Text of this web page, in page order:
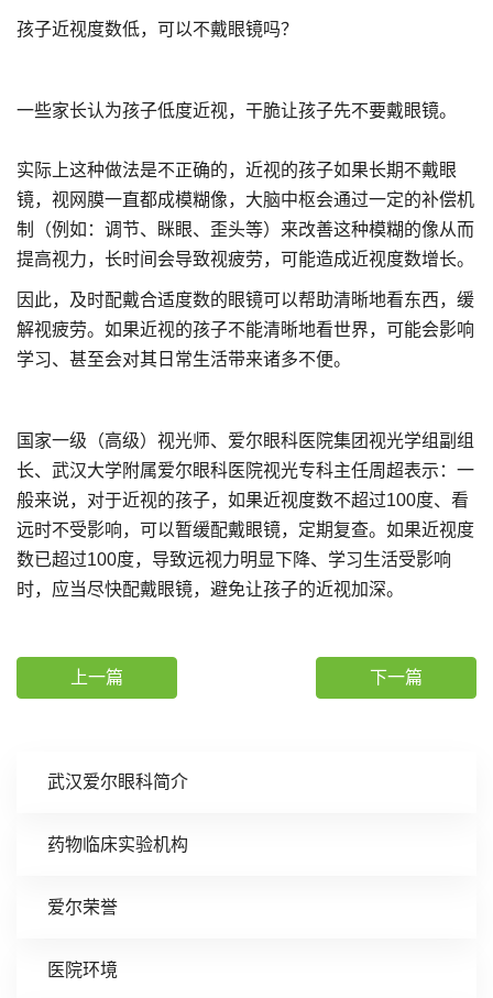
武汉爱尔眼科简介
药物临床实验机构
爱尔荣誉
医院环境
孩子近视度数低，可以不戴眼镜吗？
一些家长认为孩子低度近视，干脆让孩子先不要戴眼镜。
实际上这种做法是不正确的，近视的孩子如果长期不戴眼
镜，视网膜一直都成模糊像，大脑中枢会通过一定的补偿机
制（例如：调节、眯眼、歪头等）来改善这种模糊的像从而
提高视力，长时间会导致视疲劳，可能造成近视度数增长。
因此，及时配戴合适度数的眼镜可以帮助清晰地看东西，缓
解视疲劳。如果近视的孩子不能清晰地看世界，可能会影响
学习、甚至会对其日常生活带来诸多不便。
国家一级（高级）视光师、爱尔眼科医院集团视光学组副组
长、武汉大学附属爱尔眼科医院视光专科主任周超表示：一
般来说，对于近视的孩子，如果近视度数不超过100度、看
远时不受影响，可以暂缓配戴眼镜，定期复查。如果近视度
数已超过100度，导致远视力明显下降、学习生活受影响
时，应当尽快配戴眼镜，避免让孩子的近视加深。
上一篇 下一篇